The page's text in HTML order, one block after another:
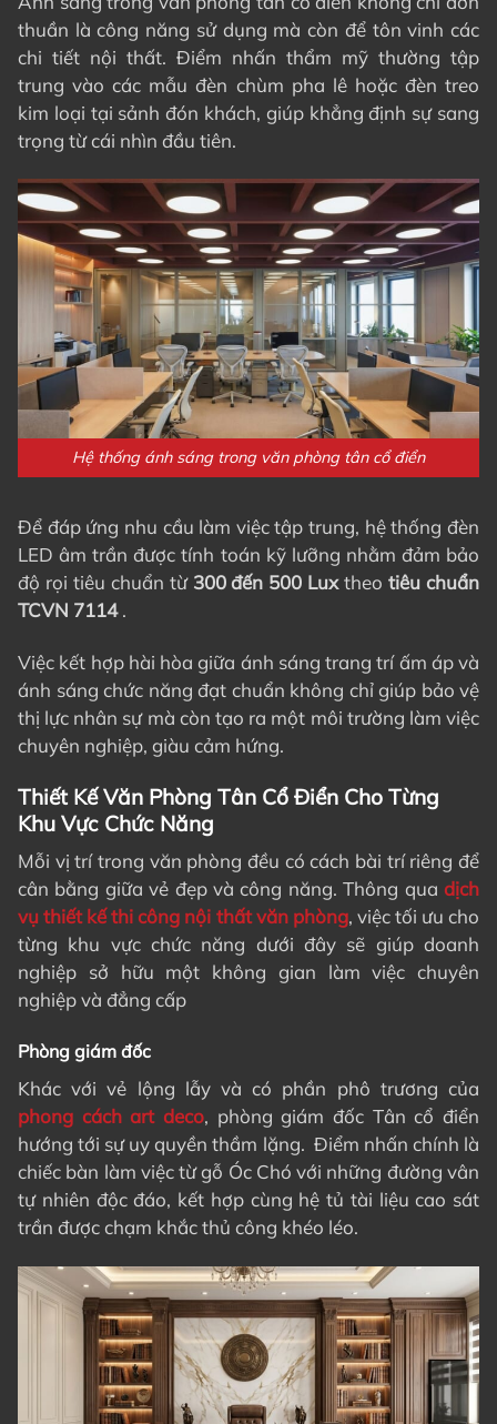
thuần là công năng sử dụng mà còn để tôn vinh các
chi tiết nội thất. Điểm nhấn thẩm mỹ thường tập
trung vào các mẫu đèn chùm pha lê hoặc đèn treo
kim loại tại sảnh đón khách, giúp khẳng định sự sang
trọng từ cái nhìn đầu tiên.
Hệ thống ánh sáng trong văn phòng tân cổ điển
Để đáp ứng nhu cầu làm việc tập trung, hệ thống đèn
LED âm trần được tính toán kỹ lưỡng nhằm đảm bảo
độ rọi tiêu chuẩn từ 300 đến 500 Luxtheotiêu chuẩn
TCVN 7114 .
Việc kết hợp hài hòa giữa ánh sáng trang trí ấm áp và
ánh sáng chức năng đạt chuẩn không chỉ giúp bảo vệ
thị lực nhân sự mà còn tạo ra một môi trường làm việc
chuyên nghiệp, giàu cảm hứng.
Thiết Kế Văn Phòng Tân Cổ Điển Cho Từng
Khu Vực Chức Năng
Mỗi vị trí trong văn phòng đều có cách bài trí riêng để
cân bằng giữa vẻ đẹp và công năng. Thông qua dịch
vụ thiết kế thi công nội thất văn phòng, việc tối ưu cho
từng khu vực chức năng dưới đây sẽ giúp doanh
nghiệp sở hữu một không gian làm việc chuyên
nghiệp và đẳng cấp
Phòng giám đốc
Khác với vẻ lộng lẫy và có phần phô trương của
phong cách art deco, phòng giám đốc Tân cổ điển
hướng tới sự uy quyền thầm lặng. Điểm nhấn chính là
chiếc bàn làm việc từ gỗ Óc Chó với những đường vân
tự nhiên độc đáo, kết hợp cùng hệ tủ tài liệu cao sát
trần được chạm khắc thủ công khéo léo.